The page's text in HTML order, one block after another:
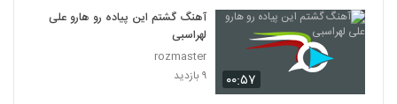
۰۰:۵۷
آهنگ گشتم این پیاده رو هارو علی
لهراسبی
rozmaster
۹ بازدید